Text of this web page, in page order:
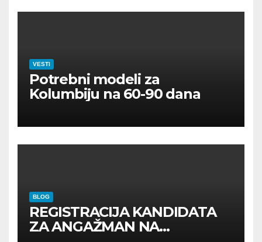
VESTI
Potrebni modeli za
Kolumbiju na 60-90 dana
BLOG
REGISTRACIJA KANDIDATA
ZA ANGAŽMAN NA